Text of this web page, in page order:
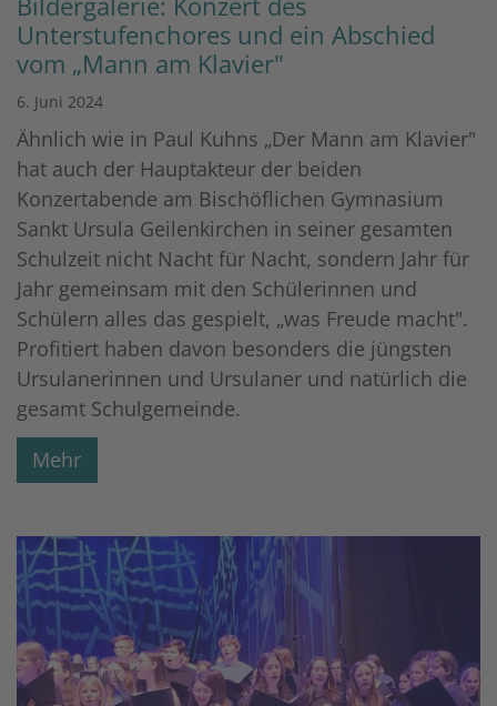
Unterstufenchores und ein Abschied
vom „Mann am Klavier"
6. Juni 2024
Ähnlich wie in Paul Kuhns „Der Mann am Klavier"
hat auch der Hauptakteur der beiden
Konzertabende am Bischöflichen Gymnasium
Sankt Ursula Geilenkirchen in seiner gesamten
Schulzeit nicht Nacht für Nacht, sondern Jahr für
Jahr gemeinsam mit den Schülerinnen und
Schülern alles das gespielt, „was Freude macht".
Profitiert haben davon besonders die jüngsten
Ursulanerinnen und Ursulaner und natürlich die
gesamt Schulgemeinde.
Mehr